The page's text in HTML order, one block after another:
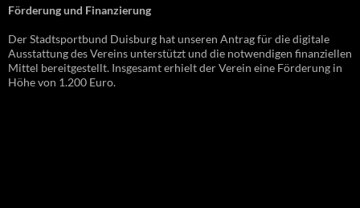
Förderung und Finanzierung
Der Stadtsportbund Duisburg hat unseren Antrag für die digitale
Ausstattung des Vereins unterstützt und die notwendigen finanziellen
Mittel bereitgestellt. Insgesamt erhielt der Verein eine Förderung in
Höhe von 1.200 Euro.